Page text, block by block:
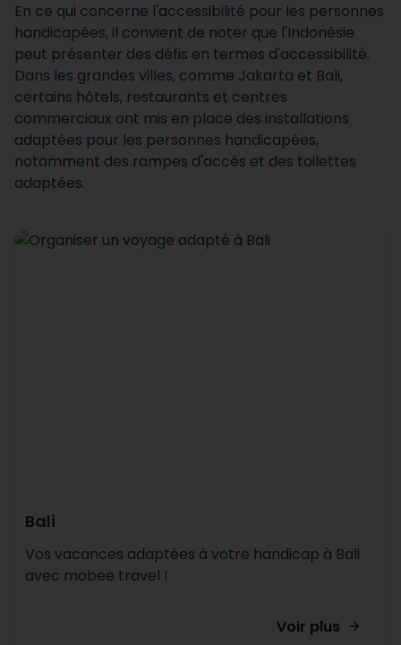
En ce qui concerne l'accessibilité pour les personnes
handicapées, il convient de noter que l'Indonésie
peut présenter des défis en termes d'accessibilité.
Dans les grandes villes, comme Jakarta et Bali,
certains hôtels, restaurants et centres
commerciaux ont mis en place des installations
adaptées pour les personnes handicapées,
notamment des rampes d'accès et des toilettes
adaptées.
Bali
Vos vacances adaptées à votre handicap à Bali
avec mobee travel !
Voir plus